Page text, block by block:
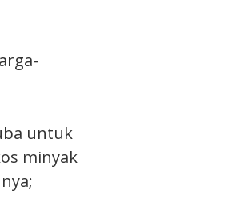
untuk
minyak